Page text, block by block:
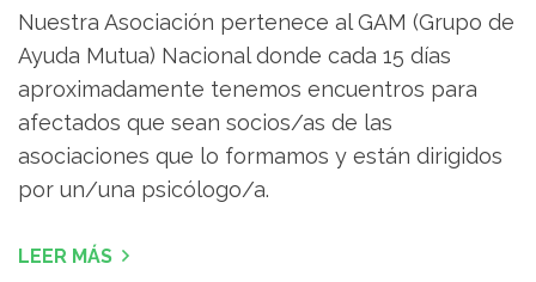
Nuestra Asociación pertenece al GAM (Grupo de
Ayuda Mutua) Nacional donde cada 15 días
aproximadamente tenemos encuentros para
afectados que sean socios/as de las
asociaciones que lo formamos y están dirigidos
por un/una psicólogo/a.
LEER MÁS